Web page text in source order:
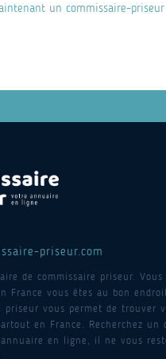
un commissaire-
priseur.com
de commissaire priseur. Vous
France vous êtes au bon
priseur vous permet de trouver
en France. Recherchez un
en ligne, il ne vous